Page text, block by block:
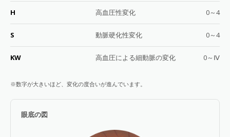
H 高血圧性変化 0～4
S 動脈硬化性変化 0～4
KW 高血圧による細動脈の変化 0～Ⅳ
※数字が大きいほど、変化の度合いが進んでいます。
眼底の図